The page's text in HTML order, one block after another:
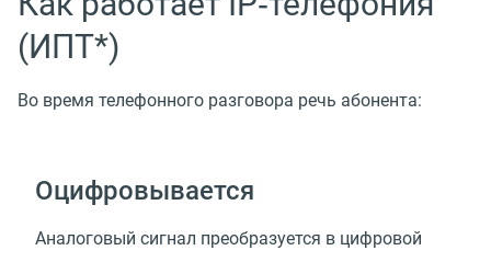
(ИПТ*)
Во время телефонного разговора речь абонента:
Оцифровывается
Аналоговый сигнал преобразуется в цифровой